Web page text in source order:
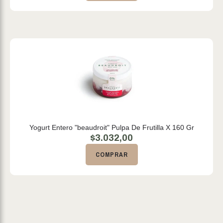
Yogurt Entero "beaudroit" Pulpa De Frutilla X 160 Gr
$3.032,00
COMPRAR